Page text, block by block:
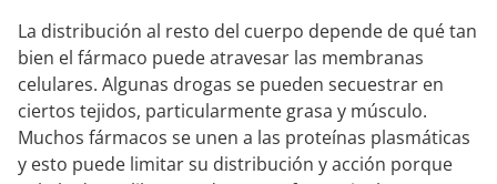
La distribución al resto del cuerpo depende de qué tan
bien el fármaco puede atravesar las membranas
celulares. Algunas drogas se pueden secuestrar en
ciertos tejidos, particularmente grasa y músculo.
Muchos fármacos se unen a las proteínas plasmáticas
y esto puede limitar su distribución y acción porque